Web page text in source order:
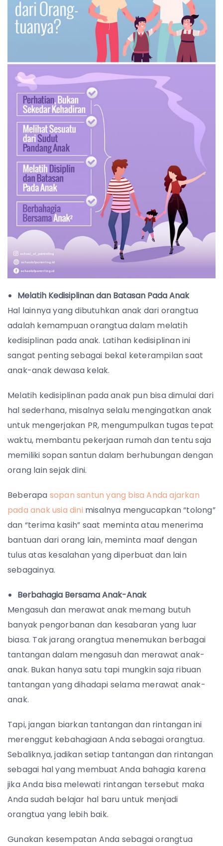
Melatih Kedisiplinan dan Batasan Pada Anak
Hal lainnya yang dibutuhkan anak dari orangtua
adalah kemampuan orangtua dalam melatih
kedisiplinan pada anak. Latihan kedisiplinan ini
sangat penting sebagai bekal keterampilan saat
anak-anak dewasa kelak.
Melatih kedisiplinan pada anak pun bisa dimulai dari
hal sederhana, misalnya selalu mengingatkan anak
untuk mengerjakan PR, mengumpulkan tugas tepat
waktu, membantu pekerjaan rumah dan tentu saja
memiliki sopan santun dalam berhubungan dengan
orang lain sejak dini.
Beberapa sopan santun yang bisa Anda ajarkan
pada anak usia dini misalnya mengucapkan “tolong”
dan “terima kasih” saat meminta atau menerima
bantuan dari orang lain, meminta maaf dengan
tulus atas kesalahan yang diperbuat dan lain
sebagainya.
Berbahagia Bersama Anak-Anak
Mengasuh dan merawat anak memang butuh
banyak pengorbanan dan kesabaran yang luar
biasa. Tak jarang orangtua menemukan berbagai
tantangan dalam mengasuh dan merawat anak-
anak. Bukan hanya satu tapi mungkin saja ribuan
tantangan yang dihadapi selama merawat anak-
anak.
Tapi, jangan biarkan tantangan dan rintangan ini
merenggut kebahagiaan Anda sebagai orangtua.
Sebaliknya, jadikan setiap tantangan dan rintangan
sebagai hal yang membuat Anda bahagia karena
jika Anda bisa melewati rintangan tersebut maka
Anda sudah belajar hal baru untuk menjadi
orangtua yang lebih baik.
Gunakan kesempatan Anda sebagai orangtua